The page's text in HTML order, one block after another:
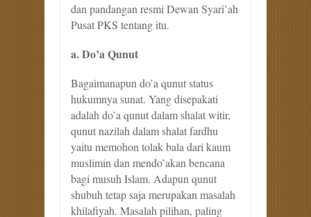
dan pandangan resmi Dewan Syari’ah
Pusat PKS tentang itu.
a. Do’a Qunut
Bagaimanapun do’a qunut status
hukumnya sunat. Yang disepakati
adalah do’a qunut dalam shalat witir,
qunut nazilah dalam shalat fardhu
yaitu memohon tolak bala dari kaum
muslimin dan mendo’akan bencana
bagi musuh Islam. Adapun qunut
shubuh tetap saja merupakan masalah
khilafiyah. Masalah pilihan, paling